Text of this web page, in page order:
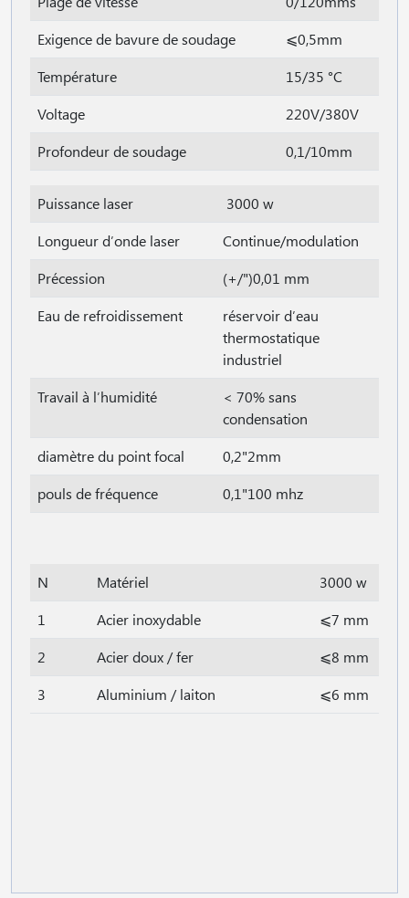
Exigence de bavure de soudage
⩽0,5mm
Température
15/35 °C
Voltage
220V/380V
Profondeur de soudage
0,1/10mm
Puissance laser
3000 w
Longueur d′onde laser
Continue/modulation
Précession
(+/")0,01 mm
Eau de refroidissement
réservoir d′eau
thermostatique
industriel
Travail à l′humidité
< 70% sans
condensation
diamètre du point focal
0,2"2mm
pouls de fréquence
0,1"100 mhz
N Matériel
3000 w
1
Acier inoxydable
⩽7 mm
2
Acier doux / fer
⩽8 mm
3
Aluminium / laiton ⩽6 mm